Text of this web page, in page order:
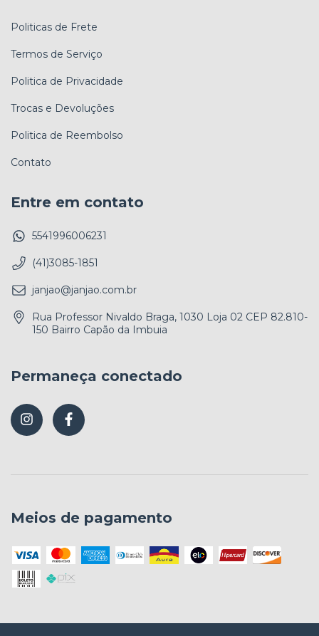
Politicas de Frete
Termos de Serviço
Politica de Privacidade
Trocas e Devoluções
Politica de Reembolso
Contato
Entre em contato
5541996006231
(41)3085-1851
janjao@janjao.com.br
Rua Professor Nivaldo Braga, 1030 Loja 02 CEP 82.810-
150 Bairro Capão da Imbuia
Permaneça conectado
Meios de pagamento